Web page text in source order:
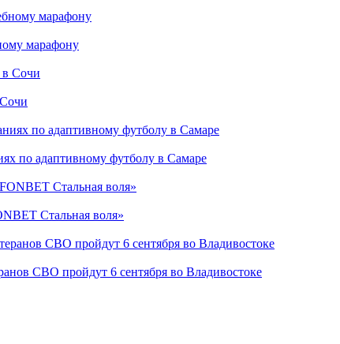
марафону
по адаптивному футболу в Самаре
Стальная воля»
СВО пройдут 6 сентября во Владивостоке